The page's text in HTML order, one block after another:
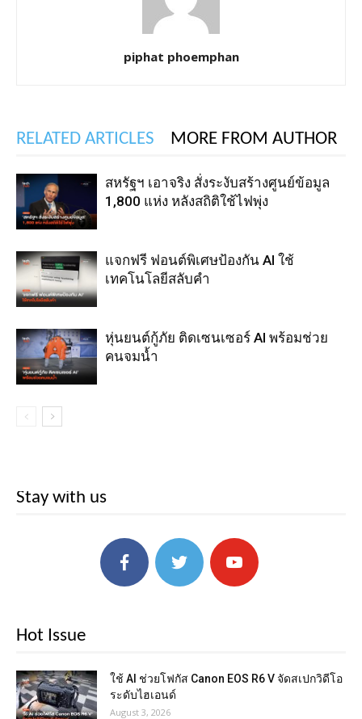
piphat phoemphan
RELATED ARTICLES MORE FROM AUTHOR
สหรัฐฯ เอาจริง สั่งระงับสร้างศูนย์ข้อมูล
1,800 แห่ง หลังสถิติใช้ไฟพุ่ง
แจกฟรี ฟอนต์พิเศษป้องกัน AI ใช้
เทคโนโลยีสลับคำ
หุ่นยนต์กู้ภัย ติดเซนเซอร์ AI พร้อมช่วย
คนจมน้ำ
Stay with us
Hot Issue
ใช้ AI ช่วยโฟกัส Canon EOS R6 V จัดสเปกวิดีโอ
ระดับไฮเอนด์
August 3, 2026